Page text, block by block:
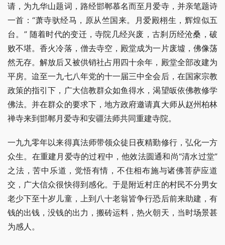
请，为九华山题词，路经邯郸慕名而至月爱寺，并亲笔题诗
一首：“萧寺驮经马，原从竺国来。月爱殿栩生，辉煌似五
台。” 随着时代的变迁，寺院几经兴废，古刹历经沧桑，破
败不堪。香火冷落，僧去寺空，殿堂成为一片废墟，佛像荡
然无存。解放后又被供销社占用四十余年，殿堂全部改建为
平房。迨至一九七八年党的十一届三中全会后，在国家宗教
政策的指引下，广大信教群众如鱼得水，渴望皈依佛教修学
佛法。并在群众的要求下，地方政府邀请真大师从赵州柏林
禅寺来到邯郸月爱寺和安疆法师共同重建寺院。
一九九零年以来得真法师带领众徒日夜精勤修行，弘化一方
众生。在重建月爱寺的过程中，他效法圆通和尚“清水过堂”
之法，苦中乐道，觉悟有情，不住相布施与诸佛菩萨应道
交，广大信众很快得到感化。于是附近村庄的村民不分男女
老少下至十岁儿童，上到八十老翁皆争行恐后前来助建，有
钱的出钱，没钱的出力，搬砖运料，热火朝天，当时场景甚
为感人。